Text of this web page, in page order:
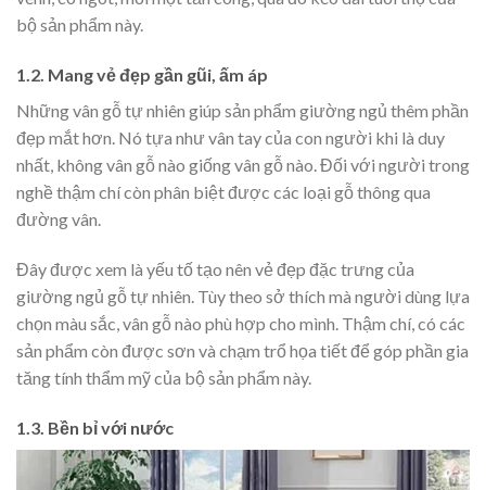
bộ sản phẩm này.
1.2. Mang vẻ đẹp gần gũi, ấm áp
Những vân gỗ tự nhiên giúp sản phẩm giường ngủ thêm phần
đẹp mắt hơn. Nó tựa như vân tay của con người khi là duy
nhất, không vân gỗ nào giống vân gỗ nào. Đối với người trong
nghề thậm chí còn phân biệt được các loại gỗ thông qua
đường vân.
Đây được xem là yếu tố tạo nên vẻ đẹp đặc trưng của
giường ngủ gỗ tự nhiên. Tùy theo sở thích mà người dùng lựa
chọn màu sắc, vân gỗ nào phù hợp cho mình. Thậm chí, có các
sản phẩm còn được sơn và chạm trổ họa tiết để góp phần gia
tăng tính thẩm mỹ của bộ sản phẩm này.
1.3. Bền bỉ với nước